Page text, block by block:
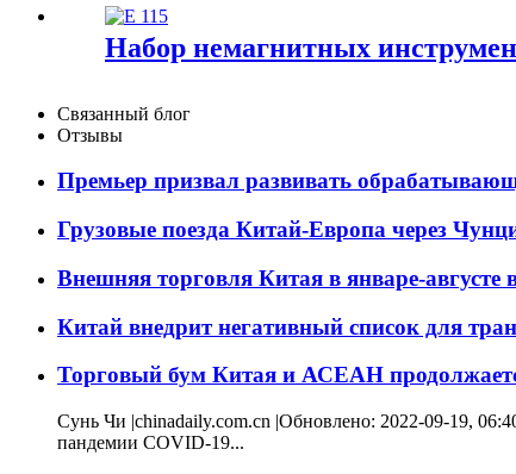
Набор немагнитных
Связанный блог
Отзывы
Премьер призвал развивать
Грузовые поезда Китай-Европа через
Внешняя торговля Китая в январе-августе
Китай внедрит негативный список для
Торговый бум Китая и АСЕАН
Сунь Чи |chinadaily.com.cn |Обновлено: 2022-09-19,
пандемии COVID-19...